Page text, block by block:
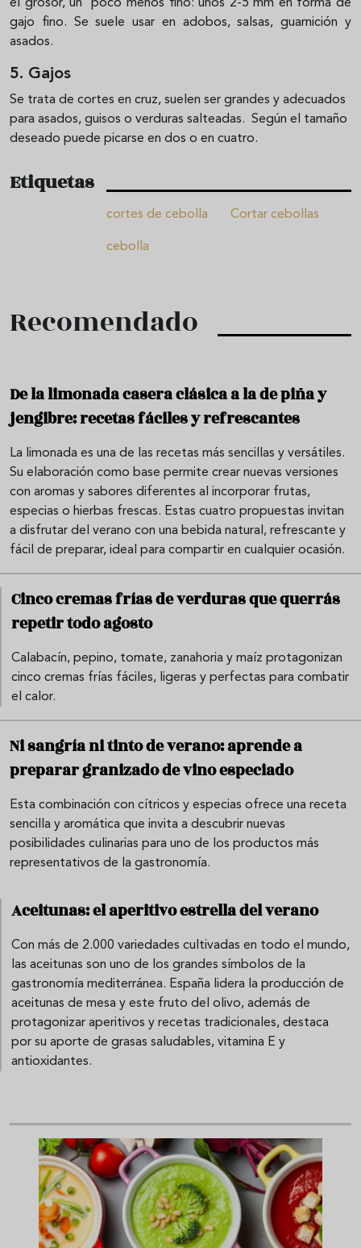
el grosor, un poco menos fino: unos 2-5 mm en forma de
gajo fino. Se suele usar en adobos, salsas, guarnición y
asados.
5. Gajos
Se trata de cortes en cruz, suelen ser grandes y adecuados
para asados, guisos o verduras salteadas. Según el tamaño
deseado puede picarse en dos o en cuatro.
Etiquetas
cortes de cebolla Cortar cebollas
cebolla
Recomendado
De la limonada casera clásica a la de piña y
jengibre: recetas fáciles y refrescantes
La limonada es una de las recetas más sencillas y versátiles.
Su elaboración como base permite crear nuevas versiones
con aromas y sabores diferentes al incorporar frutas,
especias o hierbas frescas. Estas cuatro propuestas invitan
a disfrutar del verano con una bebida natural, refrescante y
fácil de preparar, ideal para compartir en cualquier ocasión.
Cinco cremas frías de verduras que querrás
repetir todo agosto
Calabacín, pepino, tomate, zanahoria y maíz protagonizan
cinco cremas frías fáciles, ligeras y perfectas para combatir
el calor.
Ni sangría ni tinto de verano: aprende a
preparar granizado de vino especiado
Esta combinación con cítricos y especias ofrece una receta
sencilla y aromática que invita a descubrir nuevas
posibilidades culinarias para uno de los productos más
representativos de la gastronomía.
Aceitunas: el aperitivo estrella del verano
Con más de 2.000 variedades cultivadas en todo el mundo,
las aceitunas son uno de los grandes símbolos de la
gastronomía mediterránea. España lidera la producción de
aceitunas de mesa y este fruto del olivo, además de
protagonizar aperitivos y recetas tradicionales, destaca
por su aporte de grasas saludables, vitamina E y
antioxidantes.